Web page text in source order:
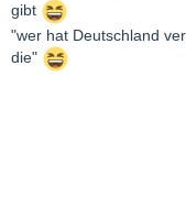
gibt
"wer hat Deutschland
die"